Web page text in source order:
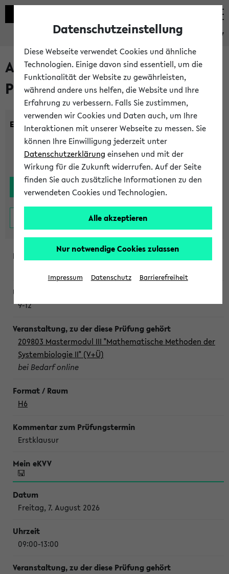
eKVV
Alle noch stattfindenden
Prüfungen
Einrichtung:
9-12
209803 Mastermodul III "Mathematische Methoden der
Systembiologie II" (V+Ü)
bei Bedarf online
H6
Erstklausur
Freitag, 7. August 2026
09:00-13:00
Datenschutzeinstellung
Diese Webseite verwendet Cookies und ähnliche
Technologien. Einige davon sind essentiell, um die
Funktionalität der Website zu gewährleisten,
während andere uns helfen, die Website und Ihre
Erfahrung zu verbessern. Falls Sie zustimmen,
verwenden wir Cookies und Daten auch, um Ihre
Interaktionen mit unserer Webseite zu messen. Sie
können Ihre Einwilligung jederzeit unter
Datenschutzerklärung einsehen und mit der
Wirkung für die Zukunft widerrufen. Auf der Seite
finden Sie auch zusätzliche Informationen zu den
verwendeten Cookies und Technologien.
Alle akzeptieren
Nur notwendige Cookies zulassen
Impressum Datenschutz Barrierefreiheit